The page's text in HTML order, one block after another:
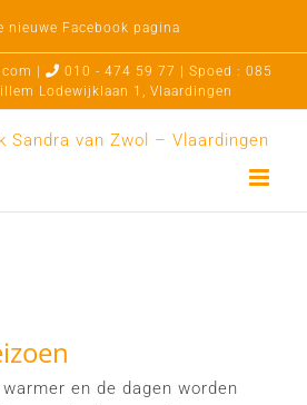
nieuwe Facebook pagina
|
010 - 474 59 77 | Spoed : 085
Lodewijklaan 1, Vlaardingen
en de dagen worden